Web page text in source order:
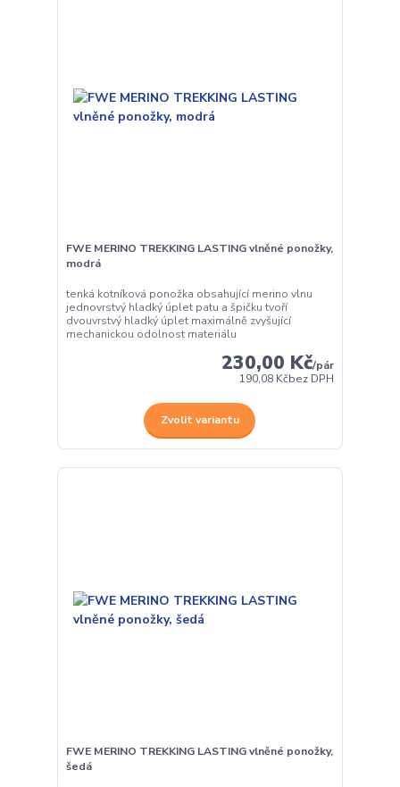
FWE MERINO TREKKING LASTING vlněné ponožky,
modrá
tenká kotníková ponožka obsahující merino vlnu
jednovrstvý hladký úplet patu a špičku tvoří
dvouvrstvý hladký úplet maximálně zvyšující
mechanickou odolnost materiálu
230,00 Kč/pár
190,08 Kčbez DPH
Zvolit variantu
FWE MERINO TREKKING LASTING vlněné ponožky,
šedá